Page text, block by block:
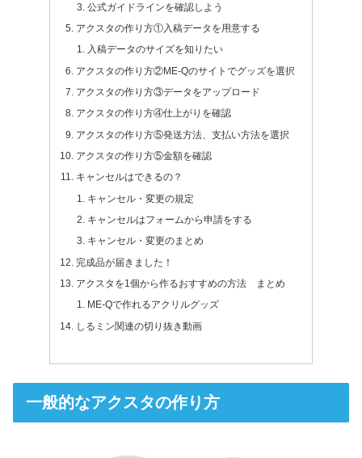
公式ガイドラインを確認しよう
アクスタの作り方①入稿データを用意する
入稿データのサイズを知りたい
アクスタの作り方②ME-Qのサイトでグッズを選択
アクスタの作り方③データをアップロード
アクスタの作り方④仕上がりを確認
アクスタの作り方⑤発送方法、支払い方法を選択
アクスタの作り方⑤金額を確認
キャンセルはできるの？
キャンセル・変更の規定
キャンセルはフォームから申請をする
キャンセル・変更のまとめ
完成品が届きました！
アクスタを1個から作るおすすめの方法 まとめ
ME-Qで作れるアクリルグッズ
しるミン関連の切り抜き動画
一般的なアクスタの作り方